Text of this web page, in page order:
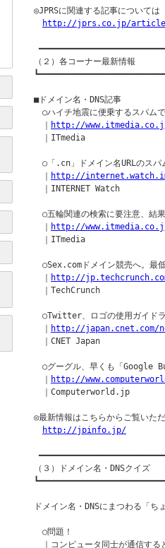
◎JPRSに関連する記事について
http://jprs.co.jp/
（２）各コーナー最新情報
■ドメイン名・DNS記事
○ハイチ地震に便乗するスパム
http://
｜ITmedia
○「.cn」ドメイン名URLのスパ
http://
｜INTERNET Watch
○五輪関連の検索に要注意、結
http://
｜ITmedia
○Sex.comドメイン競売へ。最
http://
｜TechCrunch
○Twitter、ロゴの使用ガイドラ
http://japan.cnet.com/
｜CNET Japan
○グーグル、早くも「Google
http://
｜Computerworld.jp
◎最新情報はこちらからご覧いた
http://jpinfo.jp/
（３）ドメイン名・DNSクイズ
ドメイン名・DNSにまつわる「
○問題！
｜コンピュータ同士が通信する